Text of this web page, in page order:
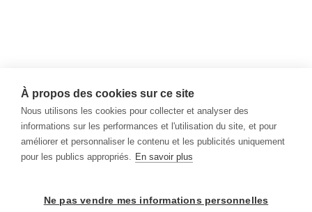
À propos des cookies sur ce site
Nous utilisons les cookies pour collecter et analyser des
informations sur les performances et l'utilisation du site, et pour
améliorer et personnaliser le contenu et les publicités uniquement
pour les publics appropriés. En savoir plus
Ne pas vendre mes informations personnelles